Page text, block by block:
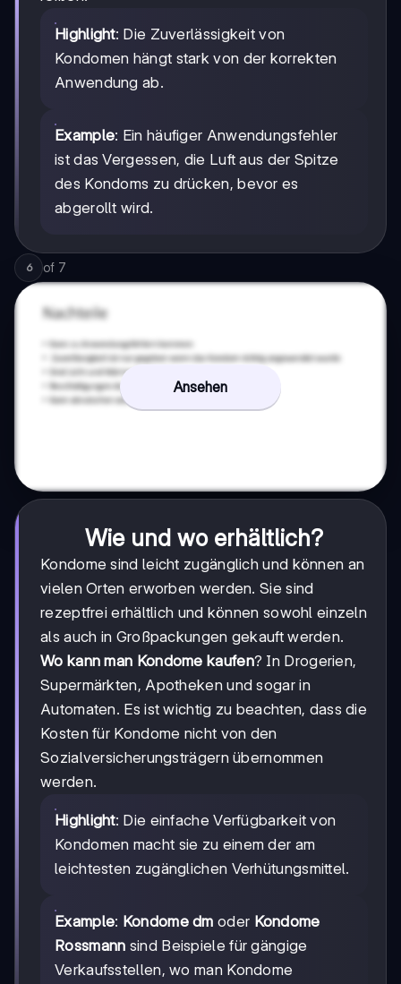
Highlight: Die Zuverlässigkeit von
Kondomen hängt stark von der korrekten
Anwendung ab.
Example: Ein häufiger Anwendungsfehler
ist das Vergessen, die Luft aus der Spitze
des Kondoms zu drücken, bevor es
abgerollt wird.
6 of 7
Ansehen
Wie und wo erhältlich?
Kondome sind leicht zugänglich und können an
vielen Orten erworben werden. Sie sind
rezeptfrei erhältlich und können sowohl einzeln
als auch in Großpackungen gekauft werden.
Wo kann man Kondome kaufen? In Drogerien,
Supermärkten, Apotheken und sogar in
Automaten. Es ist wichtig zu beachten, dass die
Kosten für Kondome nicht von den
Sozialversicherungsträgern übernommen
werden.
Highlight: Die einfache Verfügbarkeit von
Kondomen macht sie zu einem der am
leichtesten zugänglichen Verhütungsmittel.
Example: Kondome dm oder Kondome
Rossmann sind Beispiele für gängige
Verkaufsstellen, wo man Kondome